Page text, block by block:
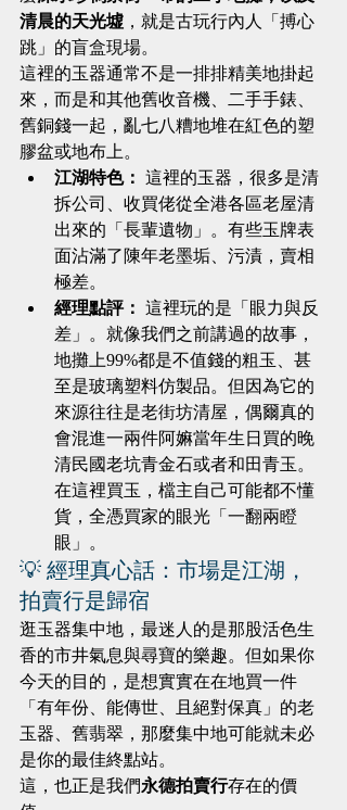
清晨的天光墟 ，就是古玩行內人「搏心
跳」的盲盒現場。
這裡的玉器通常不是一排排精美地掛起
來，而是和其他舊收音機、二手手錶、
舊銅錢一起，亂七八糟地堆在紅色的塑
膠盆或地布上。
江湖特色： 這裡的玉器，很多是清
拆公司、收買佬從全港各區老屋清
出來的「長輩遺物」。有些玉牌表
面沾滿了陳年老墨垢、污漬，賣相
極差。
經理點評： 這裡玩的是「眼力與反
差」。就像我們之前講過的故事，
地攤上99%都是不值錢的粗玉、甚
至是玻璃塑料仿製品。但因為它的
來源往往是老街坊清屋，偶爾真的
會混進一兩件阿嫲當年生日買的晚
清民國老坑青金石或者和田青玉。
在這裡買玉，檔主自己可能都不懂
貨，全憑買家的眼光「一翻兩瞪
眼」。
💡 經理真心話：市場是江湖，
拍賣行是歸宿
逛玉器集中地，最迷人的是那股活色生
香的市井氣息與尋寶的樂趣。但如果你
今天的目的，是想實實在在地買一件
「有年份、能傳世、且絕對保真」的老
玉器、舊翡翠，那麼集中地可能就未必
是你的最佳終點站。
這，也正是我們永德拍賣行存在的價